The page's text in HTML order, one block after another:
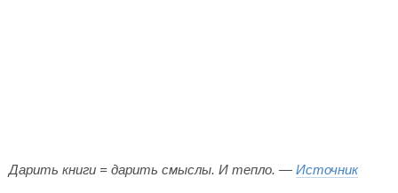
Дарить книги = дарить смыслы. И тепло. — Источник